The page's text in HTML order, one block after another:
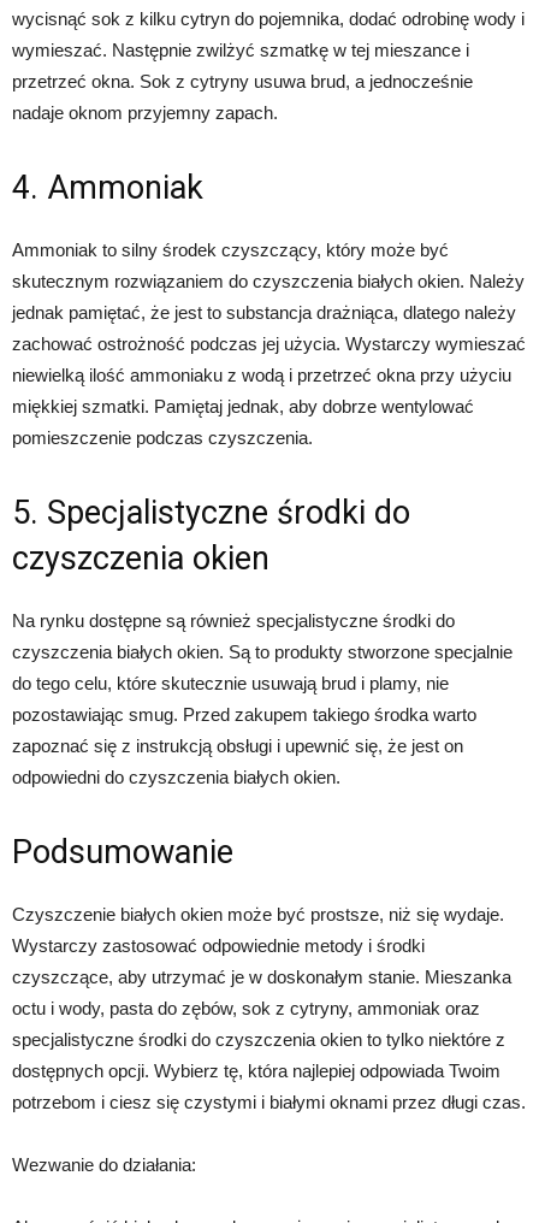
wycisnąć sok z kilku cytryn do pojemnika, dodać odrobinę wody i
wymieszać. Następnie zwilżyć szmatkę w tej mieszance i
przetrzeć okna. Sok z cytryny usuwa brud, a jednocześnie
nadaje oknom przyjemny zapach.
4. Ammoniak
Ammoniak to silny środek czyszczący, który może być
skutecznym rozwiązaniem do czyszczenia białych okien. Należy
jednak pamiętać, że jest to substancja drażniąca, dlatego należy
zachować ostrożność podczas jej użycia. Wystarczy wymieszać
niewielką ilość ammoniaku z wodą i przetrzeć okna przy użyciu
miękkiej szmatki. Pamiętaj jednak, aby dobrze wentylować
pomieszczenie podczas czyszczenia.
5. Specjalistyczne środki do
czyszczenia okien
Na rynku dostępne są również specjalistyczne środki do
czyszczenia białych okien. Są to produkty stworzone specjalnie
do tego celu, które skutecznie usuwają brud i plamy, nie
pozostawiając smug. Przed zakupem takiego środka warto
zapoznać się z instrukcją obsługi i upewnić się, że jest on
odpowiedni do czyszczenia białych okien.
Podsumowanie
Czyszczenie białych okien może być prostsze, niż się wydaje.
Wystarczy zastosować odpowiednie metody i środki
czyszczące, aby utrzymać je w doskonałym stanie. Mieszanka
octu i wody, pasta do zębów, sok z cytryny, ammoniak oraz
specjalistyczne środki do czyszczenia okien to tylko niektóre z
dostępnych opcji. Wybierz tę, która najlepiej odpowiada Twoim
potrzebom i ciesz się czystymi i białymi oknami przez długi czas.
Wezwanie do działania: